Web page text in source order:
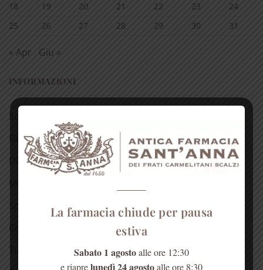
18
19 20 21 22 23
24
25
26 27 28 29 30 31
« Apr Giu »
INFORMAZIONI
Guida all’acquisto
Diritto di Recesso
Modalità di pagamento
Spedizioni
Come raggiungerci
Tutela della Privacy
La farmacia chiude per pausa
estiva
Sabato 1 agostoalle ore 12:30
e riaprelunedì 24 agostoalle ore 8:30